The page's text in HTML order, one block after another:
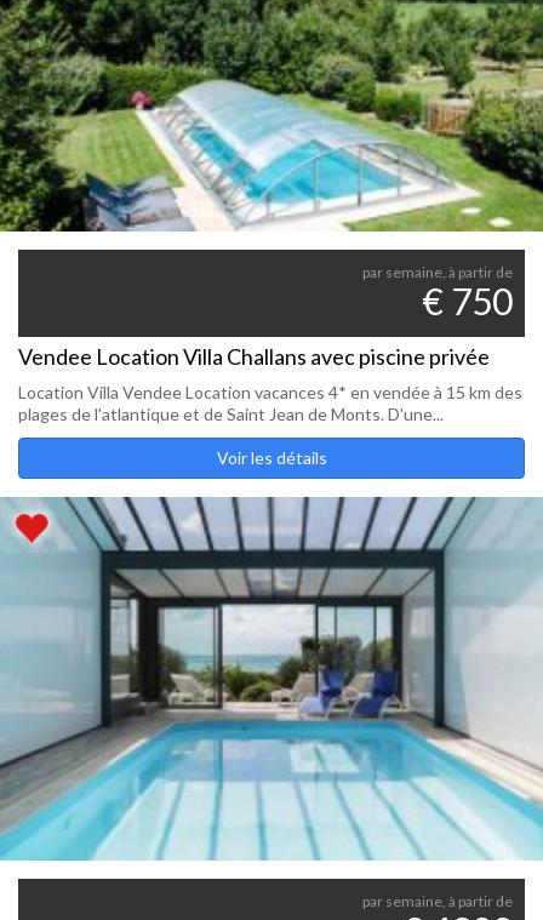
par semaine, à partir de
€ 750
Vendee Location Villa Challans avec piscine privée
Location Villa Vendee Location vacances 4* en vendée à 15 km des
plages de l'atlantique et de Saint Jean de Monts. D'une...
Voir les détails
par semaine, à partir de